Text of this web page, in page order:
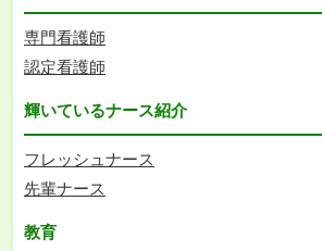
専門看護師
認定看護師
輝いているナース紹介
フレッシュナース
先輩ナース
教育